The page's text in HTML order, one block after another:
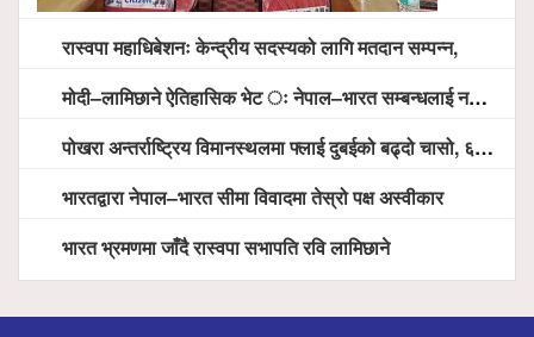
रास्वपा महाधिबेशनः केन्द्रीय सदस्यको लागि मतदान सम्पन्न,
मोदी–लामिछाने ऐतिहासिक भेट ः नेपाल–भारत सम्बन्धलाई नयाँ उचाइमा पु¥याउने साझा प्रतिबद्धता
पोखरा अन्तर्राष्ट्रिय विमानस्थलमा फ्लाई दुबईको बढ्दो चासो, ६ घण्टा लामो प्राविधिक निरीक्षणपछि दैनिक उडानको ढोका खुल्दै
भारतद्वारा नेपाल–भारत सीमा विवादमा तेस्रो पक्ष अस्वीकार
भारत भ्रमणमा जाँदै रास्वपा सभापति रवि लामिछाने